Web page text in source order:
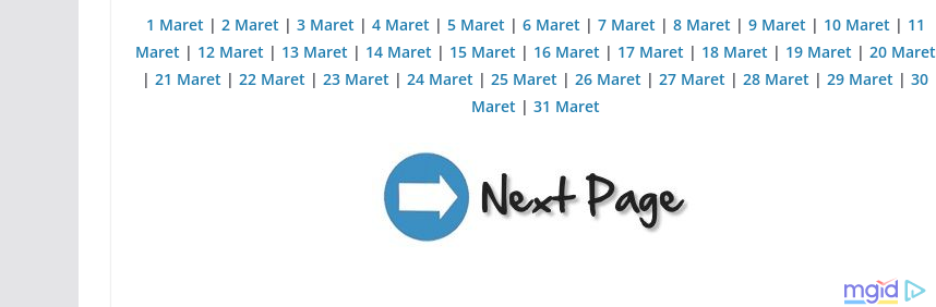
1 Maret | 2 Maret | 3 Maret | 4 Maret | 5 Maret | 6 Maret | 7 Maret | 8 Maret | 9 Maret | 10 Maret | 11
Maret | 12 Maret | 13 Maret | 14 Maret | 15 Maret | 16 Maret | 17 Maret | 18 Maret | 19 Maret | 20 Maret
| 21 Maret | 22 Maret | 23 Maret | 24 Maret | 25 Maret | 26 Maret | 27 Maret | 28 Maret | 29 Maret | 30
Maret | 31 Maret